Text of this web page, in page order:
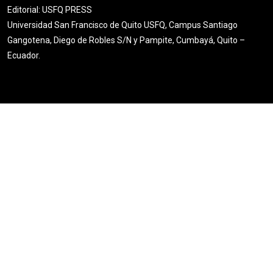
Editorial: USFQ PRESS
Universidad San Francisco de Quito USFQ, Campus Santiago
Gangotena, Diego de Robles S/N y Pampite, Cumbayá, Quito –
Ecuador.